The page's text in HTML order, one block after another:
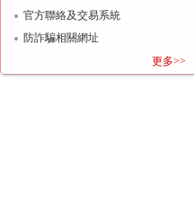
官方聯絡及交易系統
防詐騙相關網址
更多>>